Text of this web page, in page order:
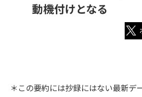
動機付けとなる
＊この要約には抄録にはない最新デ